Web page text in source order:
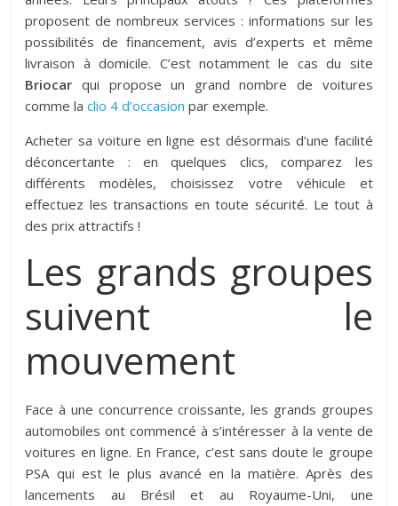
proposent de nombreux services : informations sur les
possibilités de financement, avis d’experts et même
livraison à domicile. C’est notamment le cas du site
Briocar qui propose un grand nombre de voitures
comme laclio 4 d’occasion par exemple.
Acheter sa voiture en ligne est désormais d’une facilité
déconcertante : en quelques clics, comparez les
différents modèles, choisissez votre véhicule et
effectuez les transactions en toute sécurité. Le tout à
des prix attractifs !
Les grands groupes
suivent le
mouvement
Face à une concurrence croissante, les grands groupes
automobiles ont commencé à s’intéresser à la vente de
voitures en ligne. En France, c’est sans doute le groupe
PSA qui est le plus avancé en la matière. Après des
lancements au Brésil et au Royaume-Uni, une